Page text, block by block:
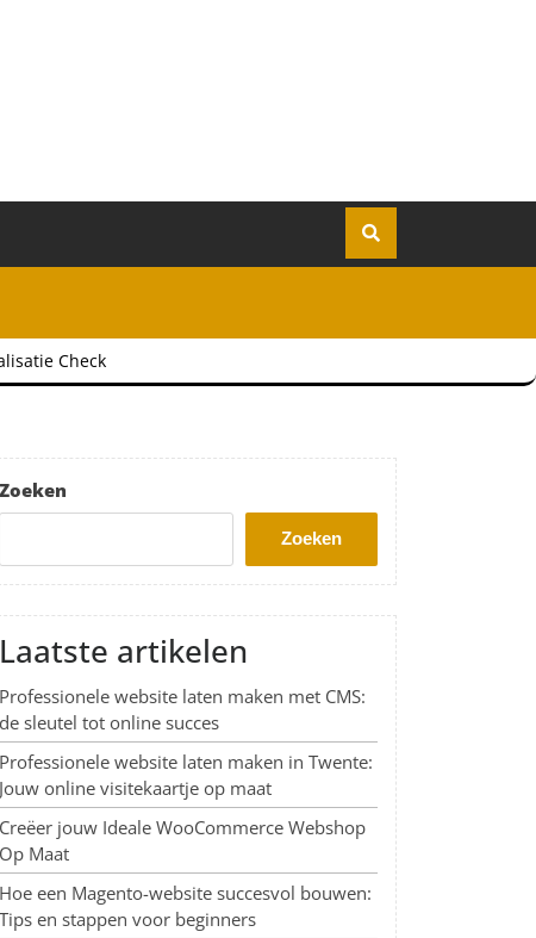
Check
Zoeken
Zoeken
Laatste artikelen
Professionele website laten maken met CMS:
de sleutel tot online succes
Professionele website laten maken in Twente:
Jouw online visitekaartje op maat
Creëer jouw Ideale WooCommerce Webshop
Op Maat
Hoe een Magento-website succesvol bouwen:
Tips en stappen voor beginners